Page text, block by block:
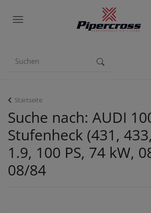
Startseite
Suche nach: AUDI
Stufenheck (431,
1.9, 100 PS, 74 kW,
08/84